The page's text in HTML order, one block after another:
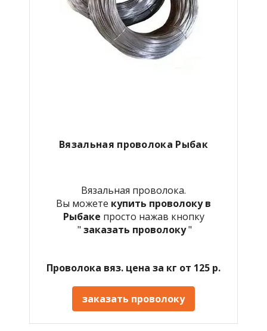
Вязальная проволока Рыбак
Вязальная проволока.
Вы можете купить проволоку в
Рыбаке просто нажав кнопку
" заказать проволоку"
Проволока вяз. цена за кг от 125 р.
заказать проволоку